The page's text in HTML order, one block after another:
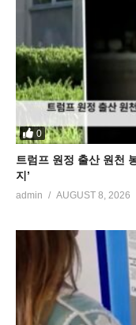
0
트럼프 원정 출산 원천
지’
admin AUGUST 8, 2026